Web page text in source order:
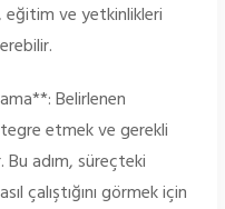
ve yetkinlikleri
Belirlenen
etmek ve gerekli
adım, süreçteki
çalıştığını görmek için